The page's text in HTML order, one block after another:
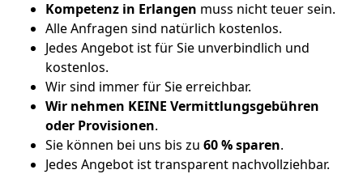
Kompetenz in Erlangen muss nicht teuer sein.
Alle Anfragen sind natürlich kostenlos.
Jedes Angebot ist für Sie unverbindlich und
kostenlos.
Wir sind immer für Sie erreichbar.
Wir nehmen KEINE Vermittlungsgebühren
oder Provisionen.
Sie können bei uns bis zu 60 % sparen.
Jedes Angebot ist transparent nachvollziehbar.